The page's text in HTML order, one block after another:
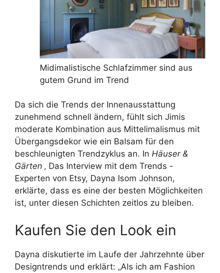
Midimalistische Schlafzimmer sind aus
gutem Grund im Trend
Da sich die Trends der Innenausstattung
zunehmend schnell ändern, fühlt sich Jimis
moderate Kombination aus Mittelimalismus mit
Übergangsdekor wie ein Balsam für den
beschleunigten Trendzyklus an. In Häuser &
Gärten ‚ Das Interview mit dem Trends -
Experten von Etsy, Dayna Isom Johnson,
erklärte, dass es eine der besten Möglichkeiten
ist, unter diesen Schichten zeitlos zu bleiben.
Kaufen Sie den Look ein
Dayna diskutierte im Laufe der Jahrzehnte über
Designtrends und erklärt: „Als ich am Fashion